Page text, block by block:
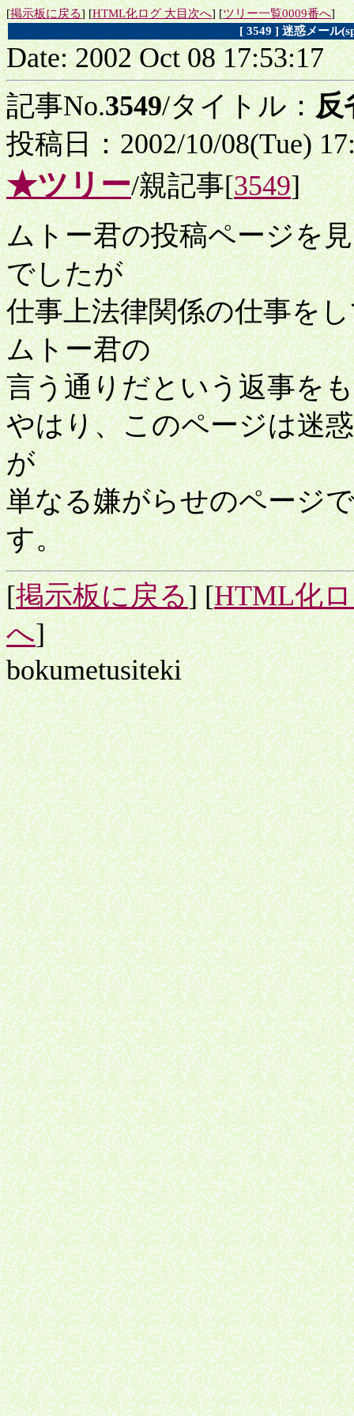
[掲示板に戻る] [HTML化ログ 大目次へ] [ツリー一覧0009番へ]
[ 3549 ] 迷惑メール
Date: 2002 Oct 08 17:53:17
記事No.3549/タイトル：反
投稿日：2002/10/08(Tue)
★ツリー/親記事[3549]
ムトー君の投稿ページを
でしたが
仕事上法律関係の仕事を
ムトー君の
言う通りだという返事を
やはり、このページは迷
が
単なる嫌がらせのページ
す。
[掲示板に戻る] [HTML化
へ]
bokumetusiteki